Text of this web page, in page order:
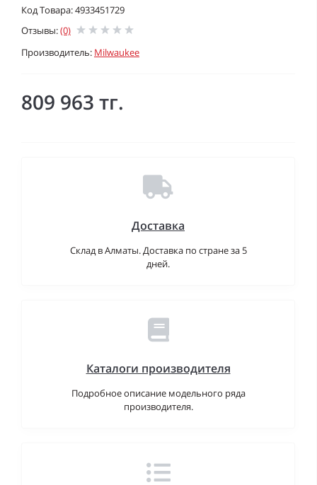
Код Товара: 4933451729
Отзывы:(0)
Производитель: Milwaukee
809 963 тг.
Доставка
Склад в Алматы. Доставка по стране за 5
дней.
Каталоги производителя
Подробное описание модельного ряда
производителя.